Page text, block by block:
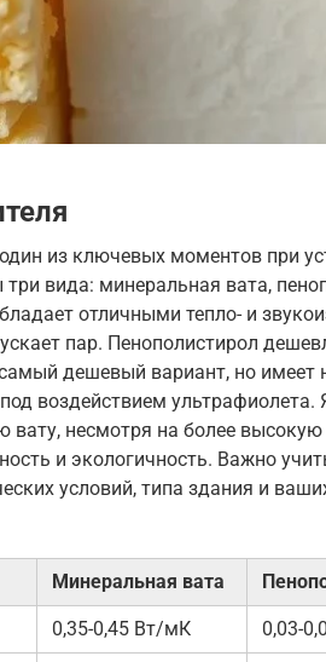
из ключевых моментов при
вида: минеральная вата,
отличными тепло- и
пар. Пенополистирол
дешевый вариант, но имеет
воздействием ультрафиолета.
вату, несмотря на более
и экологичность. Важно
условий, типа здания и
Минеральная вата
0,35-0,45 Вт/мК 0,03-